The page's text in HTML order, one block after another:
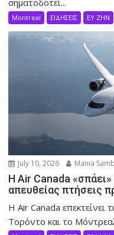
Montreal ΕΙΔΗΣΕΙΣ ΕΥ ΖΗΝ
July 10, 2026 Mania
Η Air Canada «σπάει»
απευθείας πτήσεις
Η Air Canada επεκτείνει
Τορόντο και το